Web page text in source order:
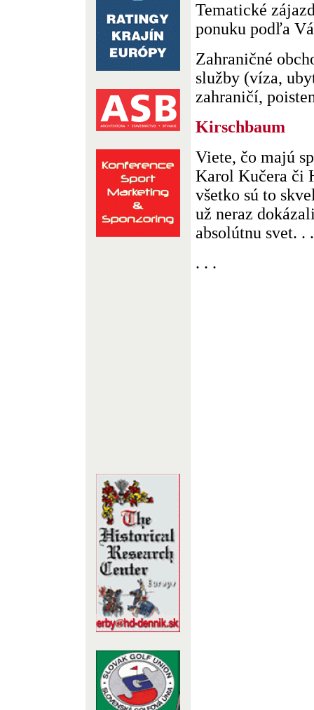
Tematické
ponuku podľa
Zahraničné
služby (víza,
zahraničí,
Kirschbaum
Viete, čo majú
Karol Kučera či
všetko sú to
už neraz
absolútnu svet. . .
. . .